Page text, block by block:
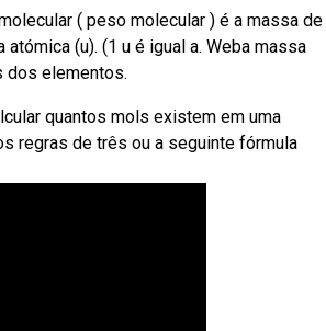
( peso molecular ) é a massa de
(u). (1 u é igual a. Weba massa
dos elementos.
quantos mols existem em uma
regras de três ou a seguinte fórmula